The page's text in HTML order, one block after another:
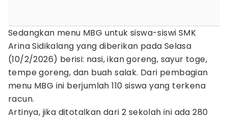
Sedangkan menu MBG untuk siswa-siswi SMK
Arina Sidikalang yang diberikan pada Selasa
(10/2/2026) berisi: nasi, ikan goreng, sayur toge,
tempe goreng, dan buah salak. Dari pembagian
menu MBG ini berjumlah 110 siswa yang terkena
racun.
Artinya, jika ditotalkan dari 2 sekolah ini ada 280